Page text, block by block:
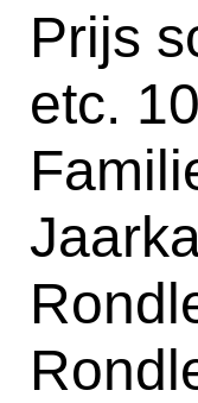
Prijs
etc.